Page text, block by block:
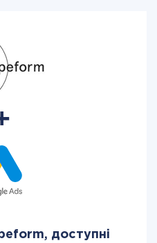
доступні